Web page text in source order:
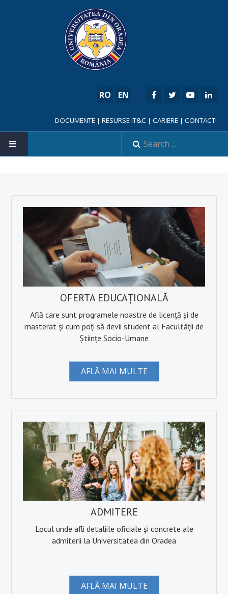
RO EN
DOCUMENTE | RESURSE IT&C | CARIERE | CONTACT!
OFERTA EDUCAȚIONALĂ
Află care sunt programele noastre de licență și de
masterat și cum poți să devii student al Facultății de
Științe Socio-Umane
AFLĂ MAI MULTE
ADMITERE
Locul unde afli detaliile oficiale și concrete ale
admiterii la Universitatea din Oradea
AFLĂ MAI MULTE